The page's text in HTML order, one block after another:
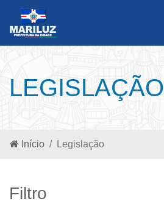
LEGISLAÇÃO
Início Legislação
Filtro